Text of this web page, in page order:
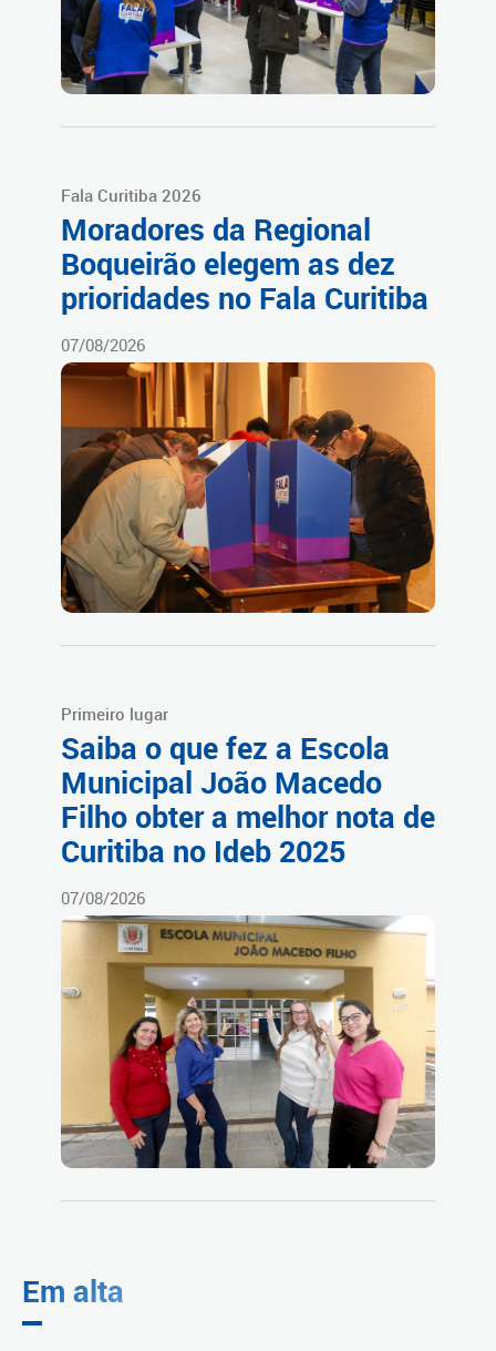
Fala Curitiba 2026
Moradores da Regional
Boqueirão elegem as dez
prioridades no Fala Curitiba
07/08/2026
Primeiro lugar
Saiba o que fez a Escola
Municipal João Macedo
Filho obter a melhor nota de
Curitiba no Ideb 2025
07/08/2026
Em alta